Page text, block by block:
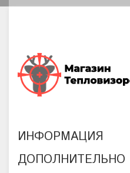
ИНФОРМАЦИЯ
ДОПОЛНИТЕЛЬНО